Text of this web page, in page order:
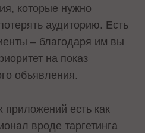
которые нужно
аудиторию. Есть
– благодаря им вы
на показ
объявления.
есть как
вроде таргетинга